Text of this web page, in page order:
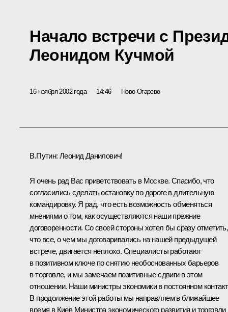
Начало встречи с
Леонидом Кучмой
16 ноября 2002 года 14:46 Ново-Огарево
В.Путин: Леонид Данилович!
Я очень рад Вас приветствовать в Москве. Спасибо, что
согласились сделать остановку по дороге в длительную
командировку. Я рад, что есть возможность обменяться
мнениями о том, как осуществляются наши прежние
договоренности. Со своей стороны хотел бы сразу отметить,
что все, о чем мы договаривались на нашей предыдущей
встрече, двигается неплохо. Специалисты работают
в позитивном ключе по снятию необоснованных барьеров
в торговле, и мы замечаем позитивные сдвиги в этом
отношении. Наши министры экономики в постоянном
В продолжение этой работы мы направляем в ближайшее
время в Киев Министра экономического развития и торговли